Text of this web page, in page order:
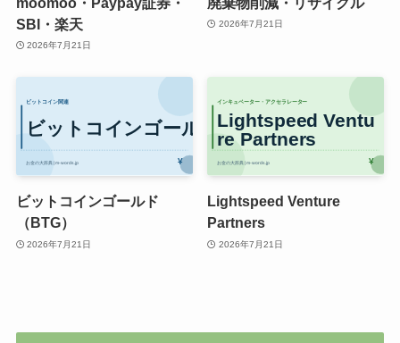
SBI・楽天
2026年7月21日
2026年7月21日
ビットコインゴールド
（BTG）
2026年7月21日
Lightspeed Venture
Partners
2026年7月21日